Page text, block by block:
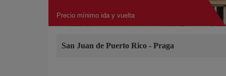
Precio mínimo ida y vuelta
San Juan de Puerto Rico - Praga